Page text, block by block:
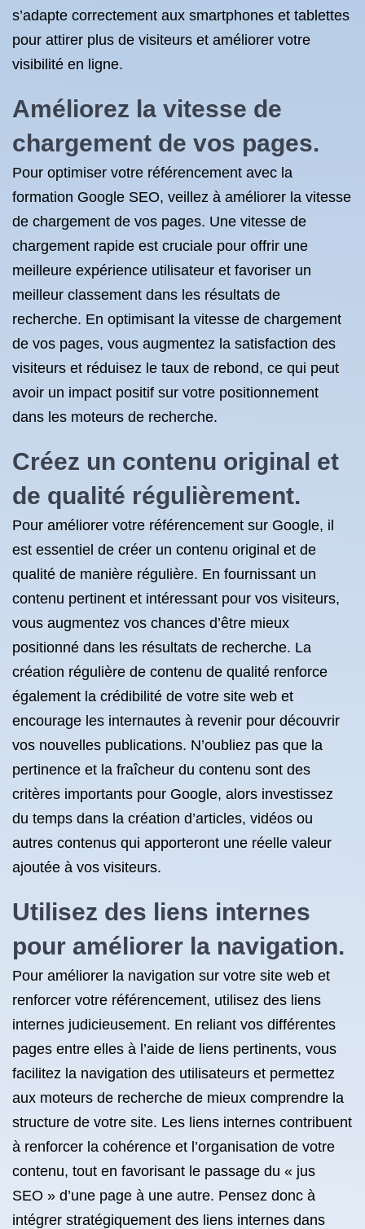
s’adapte correctement aux smartphones et tablettes
pour attirer plus de visiteurs et améliorer votre
visibilité en ligne.
Améliorez la vitesse de
chargement de vos pages.
Pour optimiser votre référencement avec la
formation Google SEO, veillez à améliorer la vitesse
de chargement de vos pages. Une vitesse de
chargement rapide est cruciale pour offrir une
meilleure expérience utilisateur et favoriser un
meilleur classement dans les résultats de
recherche. En optimisant la vitesse de chargement
de vos pages, vous augmentez la satisfaction des
visiteurs et réduisez le taux de rebond, ce qui peut
avoir un impact positif sur votre positionnement
dans les moteurs de recherche.
Créez un contenu original et
de qualité régulièrement.
Pour améliorer votre référencement sur Google, il
est essentiel de créer un contenu original et de
qualité de manière régulière. En fournissant un
contenu pertinent et intéressant pour vos visiteurs,
vous augmentez vos chances d’être mieux
positionné dans les résultats de recherche. La
création régulière de contenu de qualité renforce
également la crédibilité de votre site web et
encourage les internautes à revenir pour découvrir
vos nouvelles publications. N’oubliez pas que la
pertinence et la fraîcheur du contenu sont des
critères importants pour Google, alors investissez
du temps dans la création d’articles, vidéos ou
autres contenus qui apporteront une réelle valeur
ajoutée à vos visiteurs.
Utilisez des liens internes
pour améliorer la navigation.
Pour améliorer la navigation sur votre site web et
renforcer votre référencement, utilisez des liens
internes judicieusement. En reliant vos différentes
pages entre elles à l’aide de liens pertinents, vous
facilitez la navigation des utilisateurs et permettez
aux moteurs de recherche de mieux comprendre la
structure de votre site. Les liens internes contribuent
à renforcer la cohérence et l’organisation de votre
contenu, tout en favorisant le passage du « jus
SEO » d’une page à une autre. Pensez donc à
intégrer stratégiquement des liens internes dans